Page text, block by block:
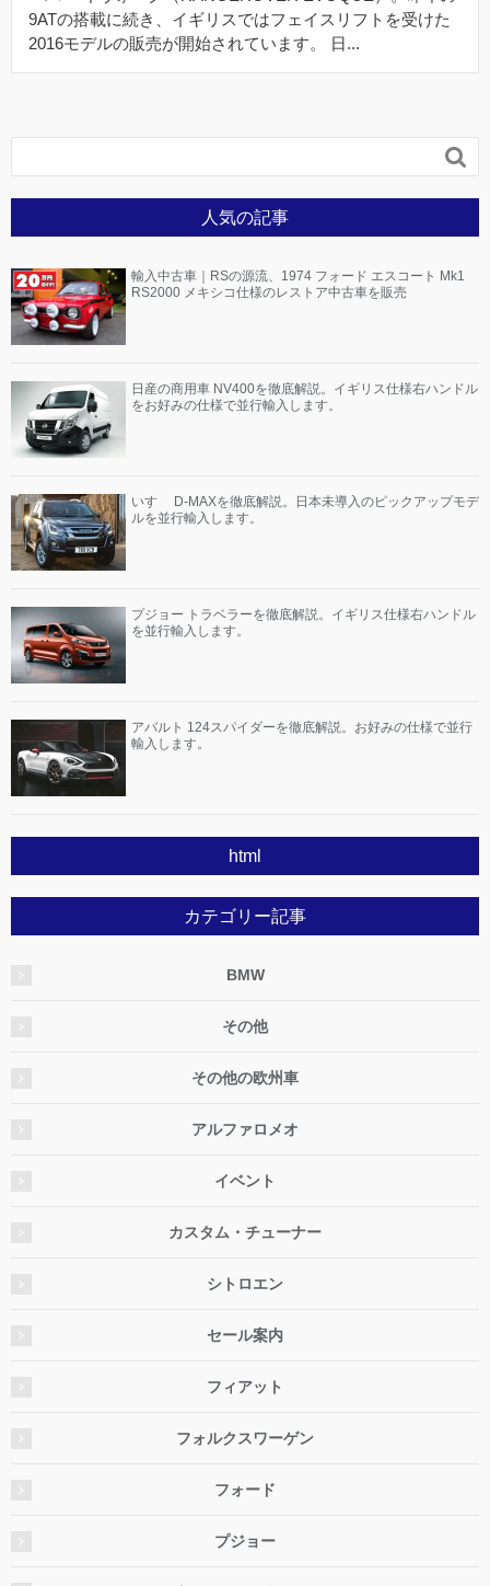
9ATの搭載に続き、イギリスではフェイスリフトを受けた
2016モデルの販売が開始されています。 日...

人気の記事
輸入中古車｜RSの源流、1974 フォード エスコート Mk1
RS2000 メキシコ仕様のレストア中古車を販売
日産の商用車 NV400を徹底解説。イギリス仕様右ハンドル
をお好みの仕様で並行輸入します。
いすゞ D-MAXを徹底解説。日本未導入のピックアップモデ
ルを並行輸入します。
プジョー トラベラーを徹底解説。イギリス仕様右ハンドル
を並行輸入します。
アバルト 124スパイダーを徹底解説。お好みの仕様で並行
輸入します。
html
カテゴリー記事
BMW
その他
その他の欧州車
アルファロメオ
イベント
カスタム・チューナー
シトロエン
セール案内
フィアット
フォルクスワーゲン
フォード
プジョー